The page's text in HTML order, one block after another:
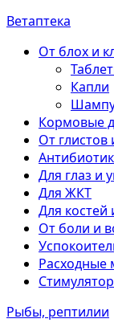
Ветаптека
От блох и
Капли
Кормовые
От глистов
Для глаз и
Для ЖКТ
Для костей
От боли и
Расходные
Рыбы, рептилии